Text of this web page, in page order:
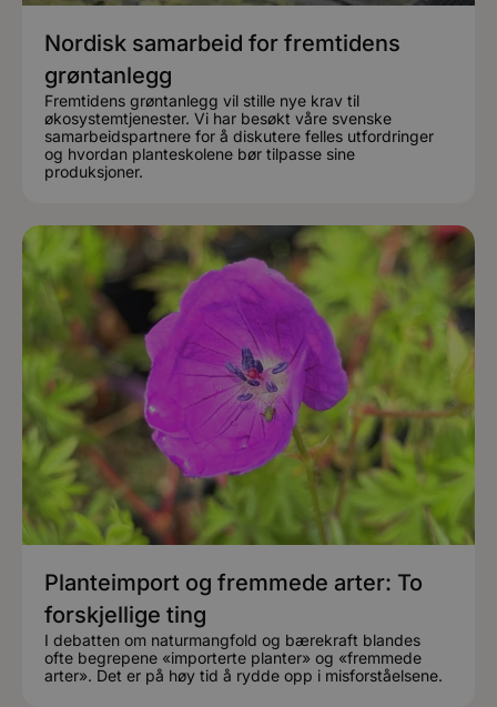
Nordisk samarbeid for fremtidens
grøntanlegg
Fremtidens grøntanlegg vil stille nye krav til
økosystemtjenester. Vi har besøkt våre svenske
samarbeidspartnere for å diskutere felles utfordringer
og hvordan planteskolene bør tilpasse sine
produksjoner.
Planteimport og fremmede arter: To
forskjellige ting
I debatten om naturmangfold og bærekraft blandes
ofte begrepene «importerte planter» og «fremmede
arter». Det er på høy tid å rydde opp i misforståelsene.